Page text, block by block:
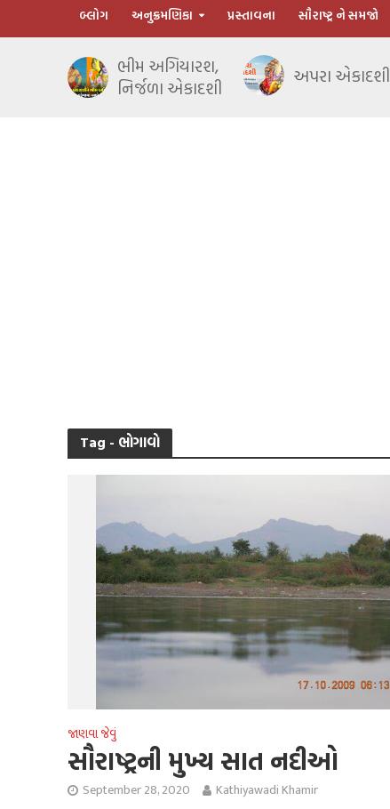
બ્લોગ અનુક્રમણિકા પ્રસ્તાવના સૌરાષ્ટ્ર ને સમજો
ભીમ અગિયારશ,
નિર્જળા એકાદશી
અપરા એકાદશી
Tag - ભોગાવો
જાણવા જેવું
સૌરાષ્ટ્રની મુખ્ય સાત નદીઓ
September 28, 2020 Kathiyawadi Khamir